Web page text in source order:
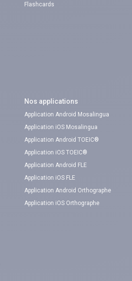
Flashcards
Nos applications
Application Android Mosalingua
Application iOS Mosalingua
Application Android TOEIC®
Application iOS TOEIC®
Application Android FLE
Application iOS FLE
Application Android Orthographe
Application iOS Orthographe